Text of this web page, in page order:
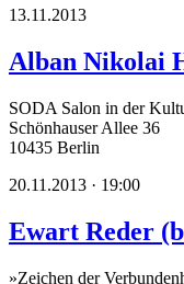
13.11.2013
Alban Nikolai
SODA Salon in der
Schönhauser Allee 36
10435 Berlin
20.11.2013 · 19:00
Ewart Reder
»Zeichen der